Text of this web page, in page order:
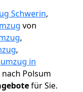
Schwerin,
von
,
,
in
nach Polsum
für Sie.